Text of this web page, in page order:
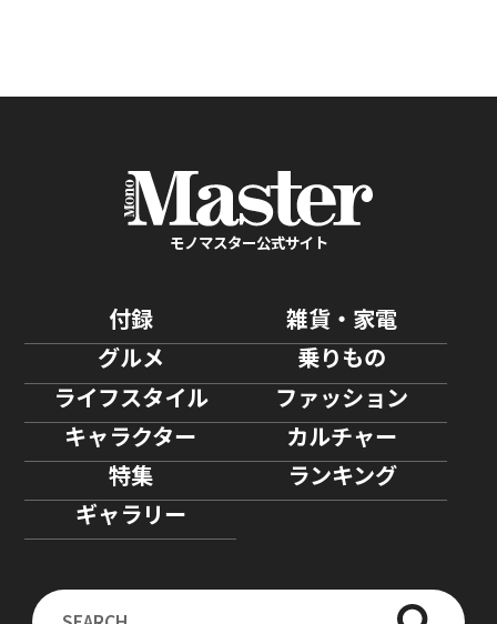
モノマスター公式サイト
付録
雑貨・家電
グルメ
乗りもの
ライフスタイル
ファッション
キャラクター
カルチャー
特集
ランキング
ギャラリー